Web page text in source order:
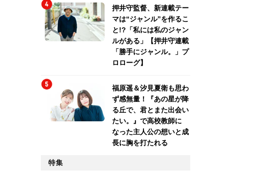
押井守監督、新連載テー
マは“ジャンル”を作るこ
と!?「私には私のジャン
ルがある」【押井守連載
「勝手にジャンル。」プ
ロローグ】
福原遥＆汐見夏衛も思わ
ず感無量！『あの星が降
る丘で、君とまた出会い
たい。』で高校教師に
なった主人公の想いと成
長に胸を打たれる
特集